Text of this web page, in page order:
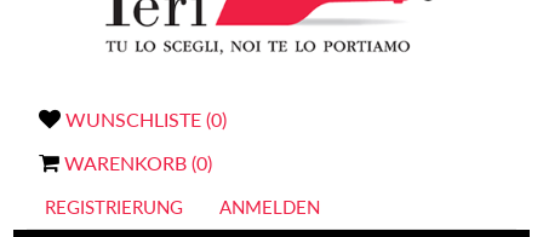
WUNSCHLISTE (0)
WARENKORB (0)
REGISTRIERUNG ANMELDEN